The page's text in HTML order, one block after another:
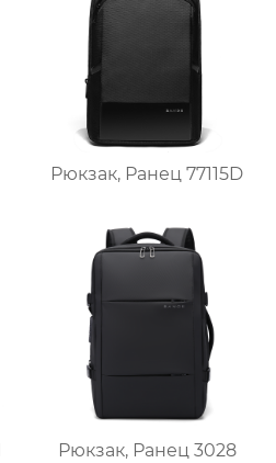
Рюкзак, Ранец 77115D
Рюкзак, Ранец 3028